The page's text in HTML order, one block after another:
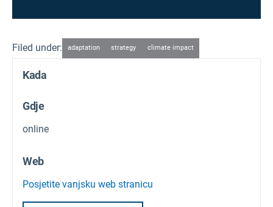
Filed under: adaptation strategy climate impact
Kada
Gdje
online
Web
Posjetite vanjsku web stranicu